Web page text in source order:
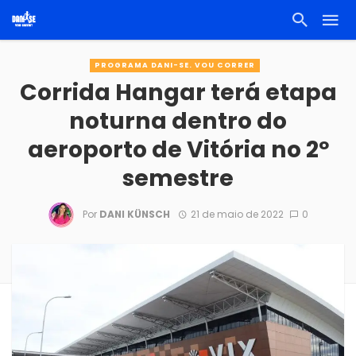
PROGRAMA DANI-SE. VOU CORRER
Corrida Hangar terá etapa
noturna dentro do
aeroporto de Vitória no 2º
semestre
Por DANI KÜNSCH 21 de maio de 2022 0